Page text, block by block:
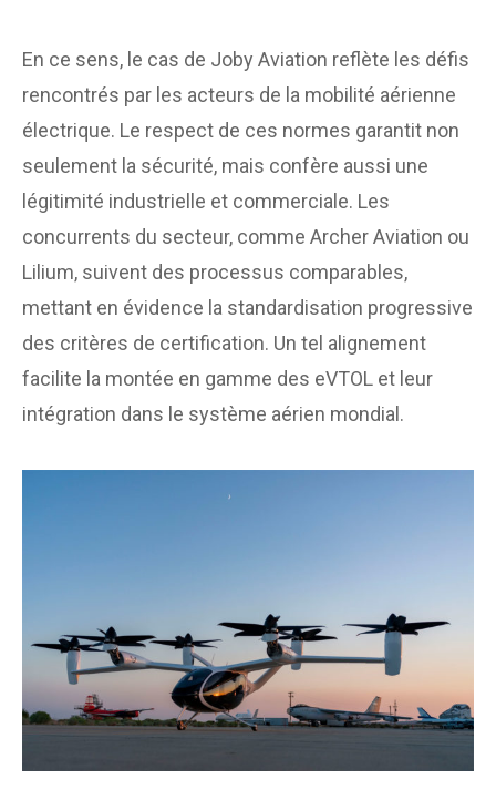
En ce sens, le cas de Joby Aviation reflète les défis
rencontrés par les acteurs de la mobilité aérienne
électrique. Le respect de ces normes garantit non
seulement la sécurité, mais confère aussi une
légitimité industrielle et commerciale. Les
concurrents du secteur, comme Archer Aviation ou
Lilium, suivent des processus comparables,
mettant en évidence la standardisation progressive
des critères de certification. Un tel alignement
facilite la montée en gamme des eVTOL et leur
intégration dans le système aérien mondial.